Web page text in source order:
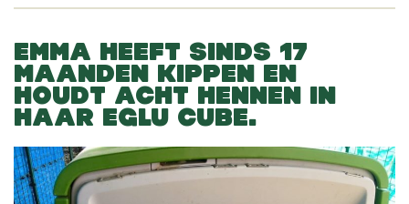
EMMA HEEFT SINDS 17
MAANDEN KIPPEN EN
HOUDT ACHT HENNEN IN
HAAR EGLU CUBE.